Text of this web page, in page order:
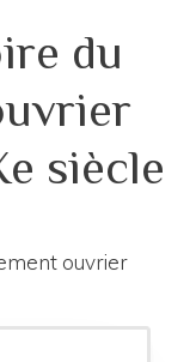
du
siècle
ouvrier